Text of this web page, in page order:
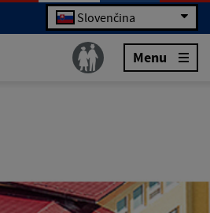
Slovenčina
Menu